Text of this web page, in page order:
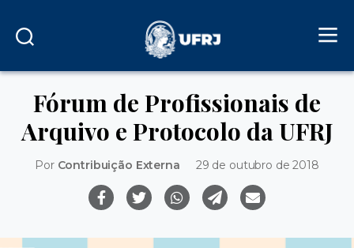
Fórum de Profissionais de
Arquivo e Protocolo da UFRJ
Por Contribuição Externa 29 de outubro de 2018